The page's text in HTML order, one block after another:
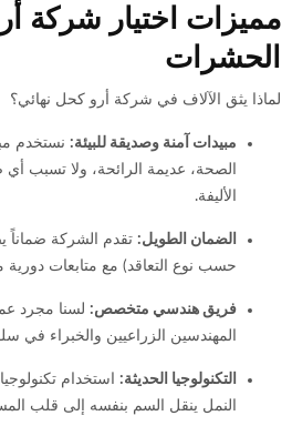
مميزات اختيار شركة
الحشرات
لماذا يثق الآلاف في شركة أرو كحل نهائي؟
مبيدات آمنة وصديقة للبيئة: نستخدم
الصحة، عديمة الرائحة، ولا تسبب أي
الأليفة.
الضمان الطويل:
حسب نوع التعاقد) مع متابعات دورية
فريق هندسي متخصص: لسنا مجرد
المهندسين الزراعيين والخبراء في
التكنولوجيا الحديثة: استخدام
النمل ينقل السم بنفسه إلى قلب